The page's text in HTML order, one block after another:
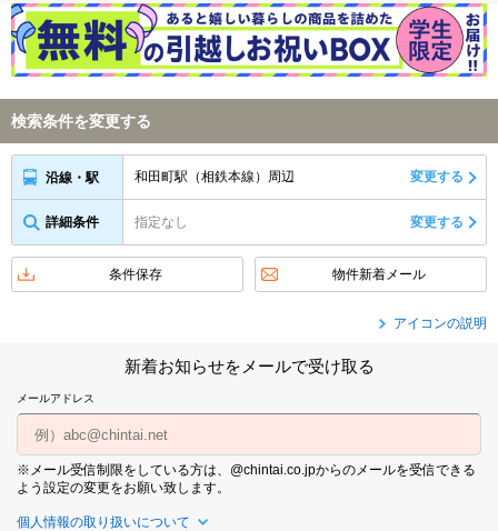
検索条件を変更する
沿線・駅 和田町駅（相鉄本線）周辺 変更する
詳細条件 指定なし 変更する
条件保存 物件新着メール
アイコンの説明
新着お知らせをメールで受け取る
メールアドレス
※メール受信制限をしている方は、@chintai.co.jpからのメールを受信できる
よう設定の変更をお願い致します。
個人情報の取り扱いについて